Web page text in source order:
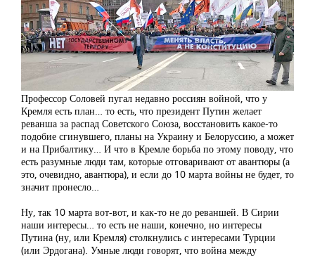
Профессор Соловей пугал недавно россиян войной, что у
Кремля есть план… то есть, что президент Путин желает
реванша за распад Советского Союза, восстановить какое-то
подобие сгинувшего, планы на Украину и Белоруссию, а может
и на Прибалтику… И что в Кремле борьба по этому поводу, что
есть разумные люди там, которые отговаривают от авантюры (а
это, очевидно, авантюра), и если до 10 марта войны не будет, то
значит пронесло…
Ну, так 10 марта вот-вот, и как-то не до реваншей. В Сирии
наши интересы… то есть не наши, конечно, но интересы
Путина (ну, или Кремля) столкнулись с интересами Турции
(или Эрдогана). Умные люди говорят, что война между